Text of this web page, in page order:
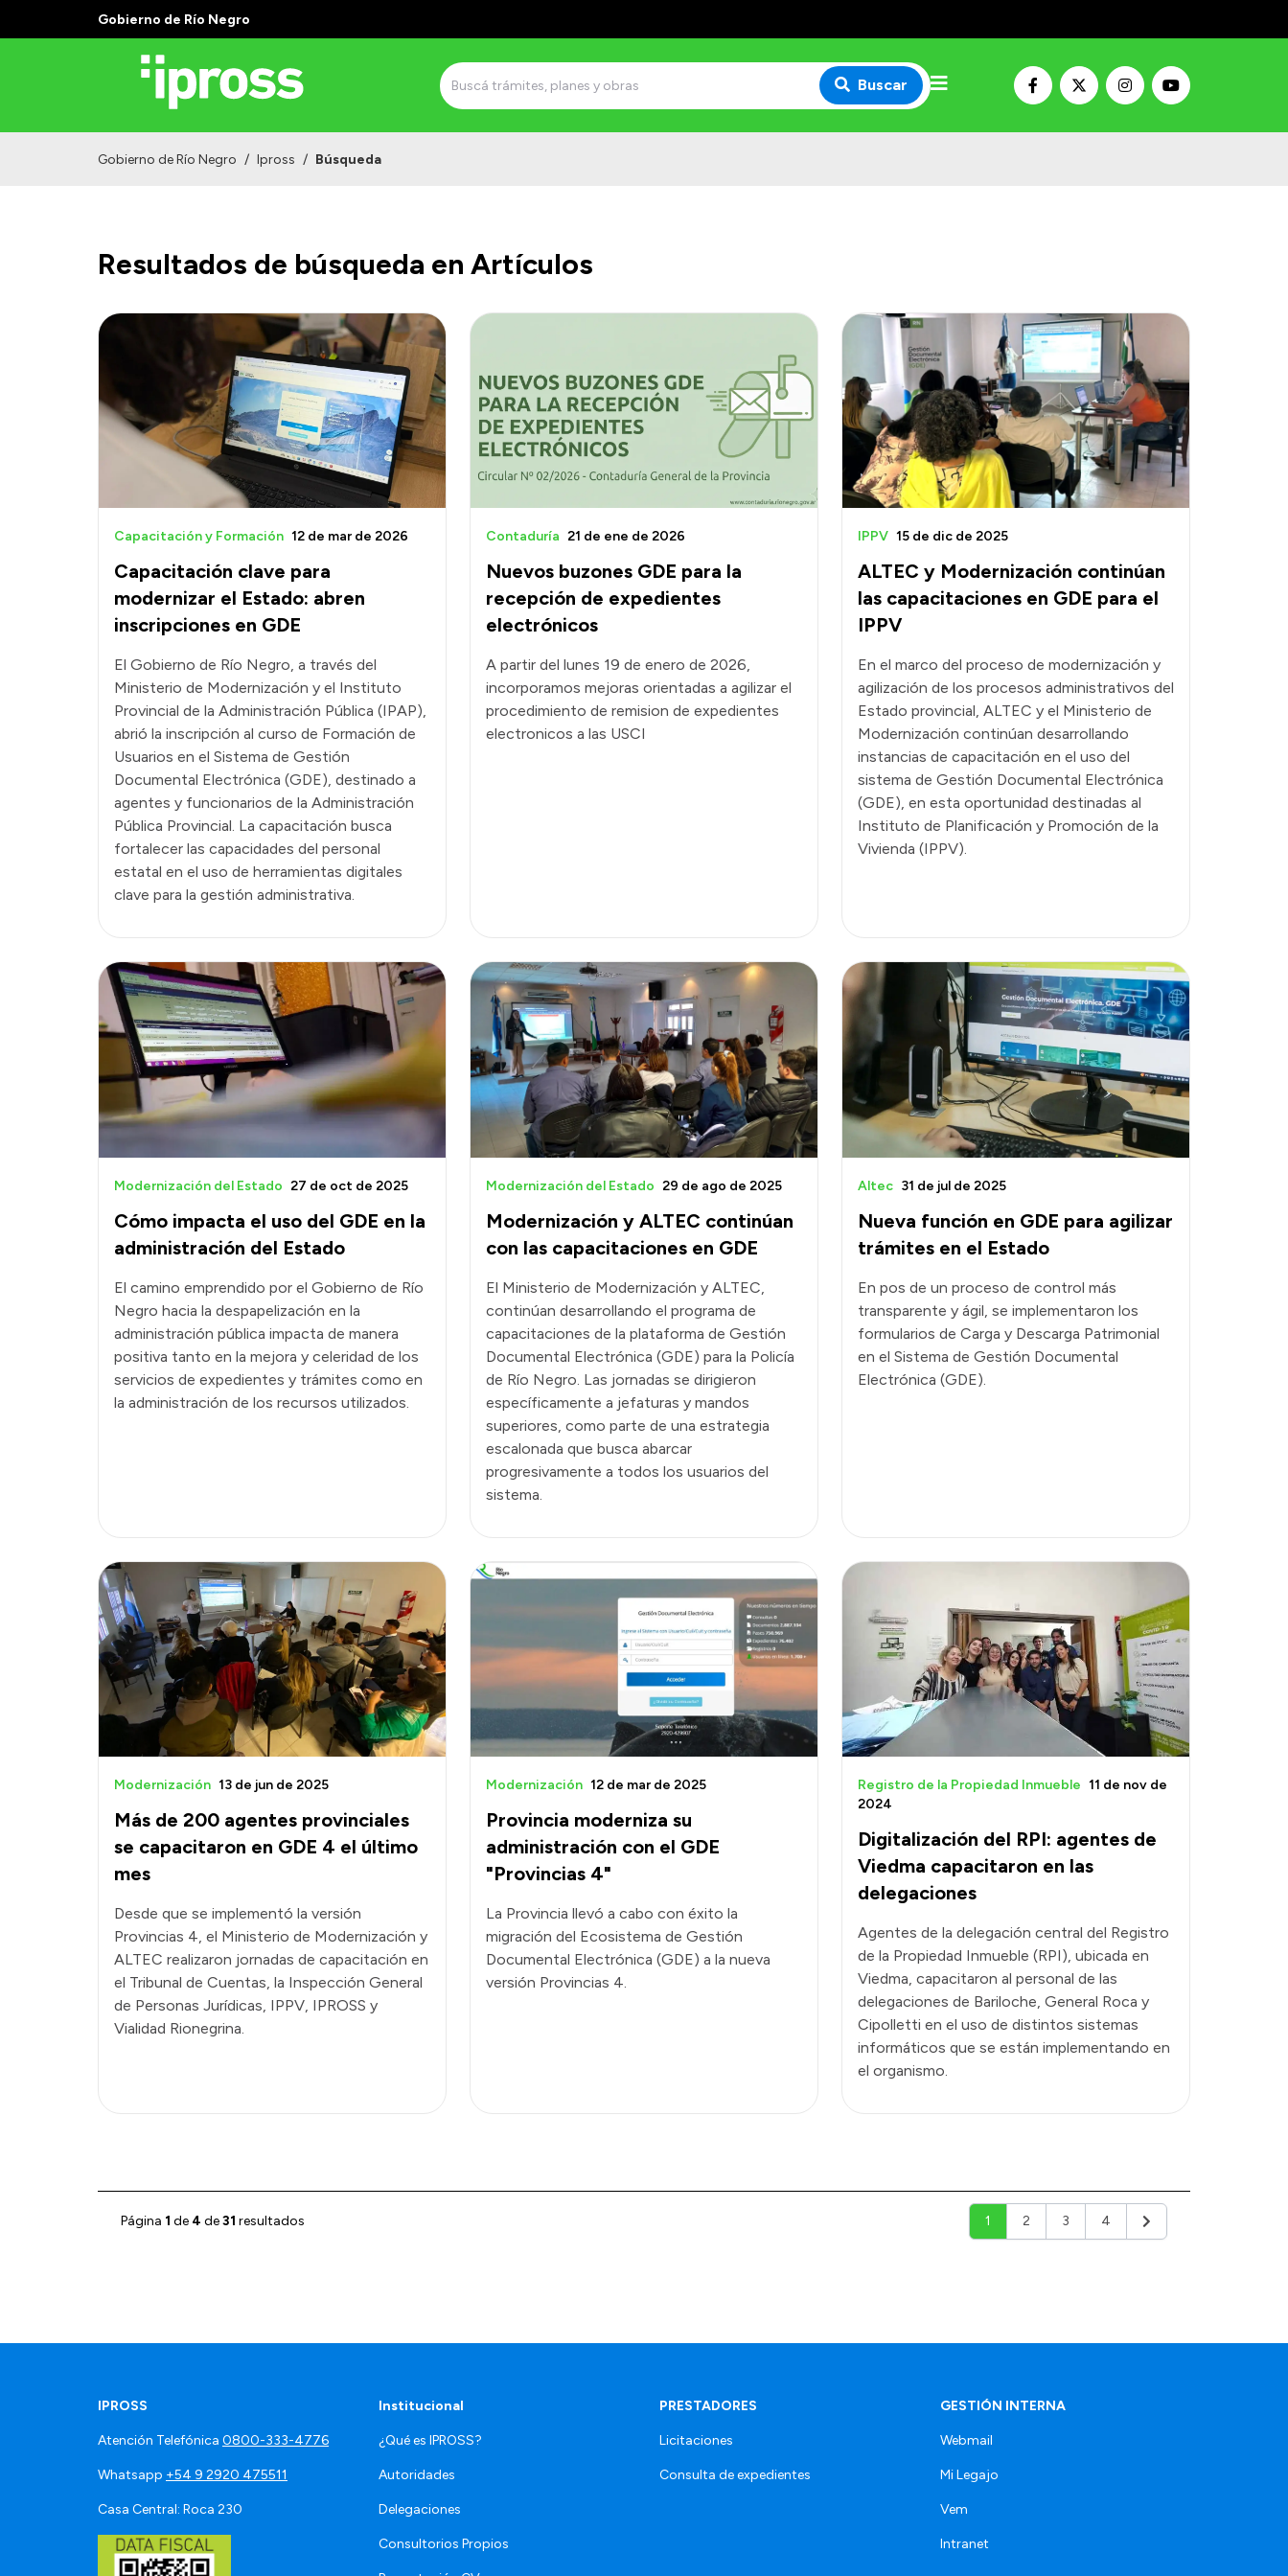
Gobierno de Río Negro
Buscar
Gobierno de Río Negro / Ipross / Búsqueda
Resultados de búsqueda en Artículos
Capacitación clave para
modernizar el Estado: abren
inscripciones en GDE
Capacitación y Formación 12 de mar de 2026
El Gobierno de Río Negro, a través del
Ministerio de Modernización y el Instituto
Provincial de la Administración Pública (IPAP),
abrió la inscripción al curso de Formación de
Usuarios en el Sistema de Gestión
Documental Electrónica (GDE), destinado a
agentes y funcionarios de la Administración
Pública Provincial. La capacitación busca
fortalecer las capacidades del personal
estatal en el uso de herramientas digitales
clave para la gestión administrativa.
Nuevos buzones GDE para la
recepción de expedientes
electrónicos
Contaduría 21 de ene de 2026
A partir del lunes 19 de enero de 2026,
incorporamos mejoras orientadas a agilizar el
procedimiento de remision de expedientes
electronicos a las USCI
ALTEC y Modernización continúan
las capacitaciones en GDE para el
IPPV
IPPV 15 de dic de 2025
En el marco del proceso de modernización y
agilización de los procesos administrativos del
Estado provincial, ALTEC y el Ministerio de
Modernización continúan desarrollando
instancias de capacitación en el uso del
sistema de Gestión Documental Electrónica
(GDE), en esta oportunidad destinadas al
Instituto de Planificación y Promoción de la
Vivienda (IPPV).
Cómo impacta el uso del GDE en la
administración del Estado
Modernización del Estado 27 de oct de 2025
El camino emprendido por el Gobierno de Río
Negro hacia la despapelización en la
administración pública impacta de manera
positiva tanto en la mejora y celeridad de los
servicios de expedientes y trámites como en
la administración de los recursos utilizados.
Modernización y ALTEC continúan
con las capacitaciones en GDE
Modernización del Estado 29 de ago de 2025
El Ministerio de Modernización y ALTEC,
continúan desarrollando el programa de
capacitaciones de la plataforma de Gestión
Documental Electrónica (GDE) para la Policía
de Río Negro. Las jornadas se dirigieron
específicamente a jefaturas y mandos
superiores, como parte de una estrategia
escalonada que busca abarcar
progresivamente a todos los usuarios del
sistema.
Nueva función en GDE para agilizar
trámites en el Estado
Altec 31 de jul de 2025
En pos de un proceso de control más
transparente y ágil, se implementaron los
formularios de Carga y Descarga Patrimonial
en el Sistema de Gestión Documental
Electrónica (GDE).
Más de 200 agentes provinciales
se capacitaron en GDE 4 el último
mes
Modernización 13 de jun de 2025
Desde que se implementó la versión
Provincias 4, el Ministerio de Modernización y
ALTEC realizaron jornadas de capacitación en
el Tribunal de Cuentas, la Inspección General
de Personas Jurídicas, IPPV, IPROSS y
Vialidad Rionegrina.
Provincia moderniza su
administración con el GDE
"Provincias 4"
Modernización 12 de mar de 2025
La Provincia llevó a cabo con éxito la
migración del Ecosistema de Gestión
Documental Electrónica (GDE) a la nueva
versión Provincias 4.
Digitalización del RPI: agentes de
Viedma capacitaron en las
delegaciones
Registro de la Propiedad Inmueble 11 de nov de
2024
Agentes de la delegación central del Registro
de la Propiedad Inmueble (RPI), ubicada en
Viedma, capacitaron al personal de las
delegaciones de Bariloche, General Roca y
Cipolletti en el uso de distintos sistemas
informáticos que se están implementando en
el organismo.
Página 1 de 4 de31 resultados 1 2 3 4 Siguiente
IPROSS
Atención Telefónica 0800-333-4776
Whatsapp +54 9 2920 475511
Casa Central: Roca 230
Institucional
¿Qué es IPROSS?
Autoridades
Delegaciones
Consultorios Propios
PRESTADORES
Licitaciones
Consulta de expedientes
GESTIÓN INTERNA
Webmail
Mi Legajo
Vem
Intranet